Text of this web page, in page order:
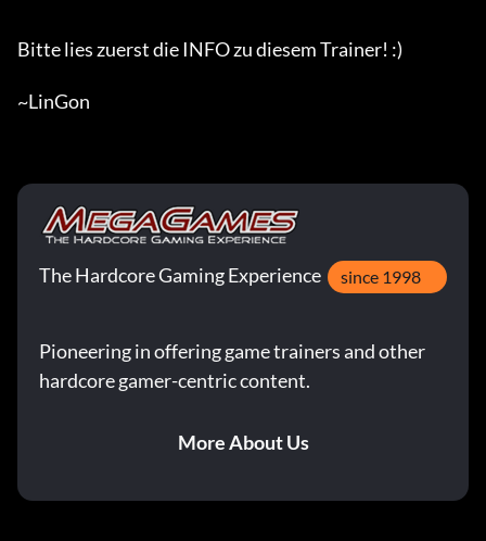
Bitte lies zuerst die INFO zu diesem Trainer! :)
~LinGon
The Hardcore Gaming Experience since 1998
Pioneering in offering game trainers and other
hardcore gamer-centric content.
More About Us